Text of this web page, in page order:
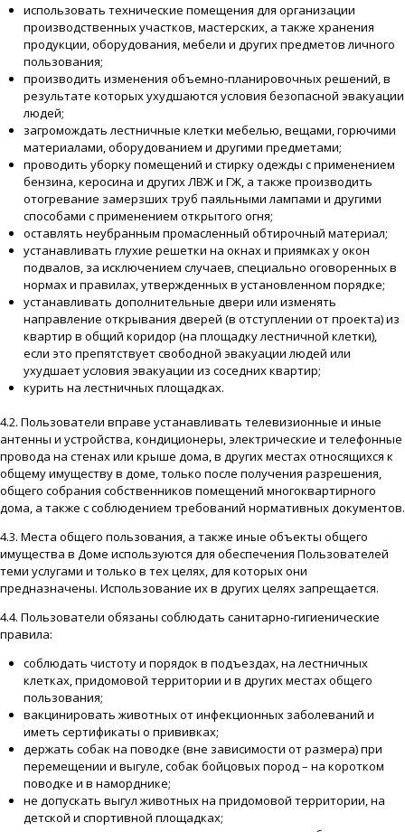
использовать технические помещения для организации
производственных участков, мастерских, а также хранения
продукции, оборудования, мебели и других предметов личного
пользования;
производить изменения объемно-планировочных решений, в
результате которых ухудшаются условия безопасной эвакуации
людей;
загромождать лестничные клетки мебелью, вещами, горючими
материалами, оборудованием и другими предметами;
проводить уборку помещений и стирку одежды с применением
бензина, керосина и других ЛВЖ и ГЖ, а также производить
отогревание замерзших труб паяльными лампами и другими
способами с применением открытого огня;
оставлять неубранным промасленный обтирочный материал;
устанавливать глухие решетки на окнах и приямках у окон
подвалов, за исключением случаев, специально оговоренных в
нормах и правилах, утвержденных в установленном порядке;
устанавливать дополнительные двери или изменять
направление открывания дверей (в отступлении от проекта) из
квартир в общий коридор (на площадку лестничной клетки),
если это препятствует свободной эвакуации людей или
ухудшает условия эвакуации из соседних квартир;
курить на лестничных площадках.
4.2. Пользователи вправе устанавливать телевизионные и иные
антенны и устройства, кондиционеры, электрические и телефонные
провода на стенах или крыше дома, в других местах относящихся к
общему имуществу в доме, только после получения разрешения,
общего собрания собственников помещений многоквартирного
дома, а также с соблюдением требований нормативных документов.
4.3. Места общего пользования, а также иные объекты общего
имущества в Доме используются для обеспечения Пользователей
теми услугами и только в тех целях, для которых они
предназначены. Использование их в других целях запрещается.
4.4. Пользователи обязаны соблюдать санитарно-гигиенические
правила:
соблюдать чистоту и порядок в подъездах, на лестничных
клетках, придомовой территории и в других местах общего
пользования;
вакцинировать животных от инфекционных заболеваний и
иметь сертификаты о прививках;
держать собак на поводке (вне зависимости от размера) при
перемещении и выгуле, собак бойцовых пород – на коротком
поводке и в наморднике;
не допускать выгул животных на придомовой территории, на
детской и спортивной площадках;